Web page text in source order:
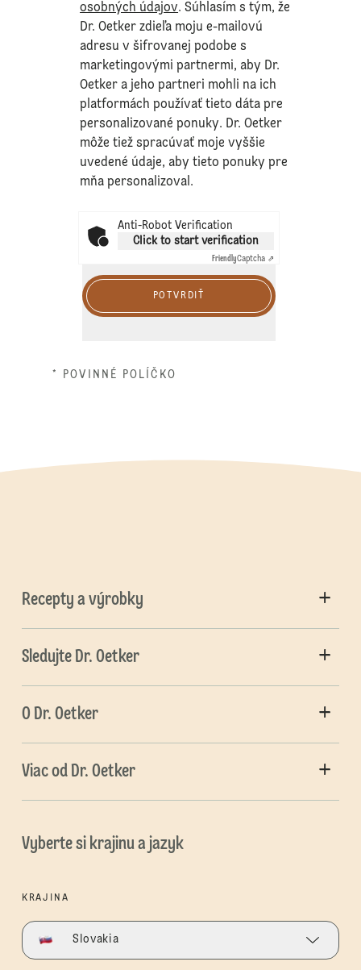
osobných údajov. Súhlasím s tým, že
Dr. Oetker zdieľa moju e-mailovú
adresu v šifrovanej podobe s
marketingovými partnermi, aby Dr.
Oetker a jeho partneri mohli na ich
platformách používať tieto dáta pre
personalizované ponuky. Dr. Oetker
môže tiež spracúvať moje vyššie
uvedené údaje, aby tieto ponuky pre
mňa personalizoval.
Anti-Robot Verification
Click to start verification
FriendlyCaptcha ⇗
POTVRDIŤ
* POVINNÉ POLÍČKO
Recepty a výrobky
Sledujte Dr. Oetker
O Dr. Oetker
Viac od Dr. Oetker
Vyberte si krajinu a jazyk
KRAJINA
Slovakia